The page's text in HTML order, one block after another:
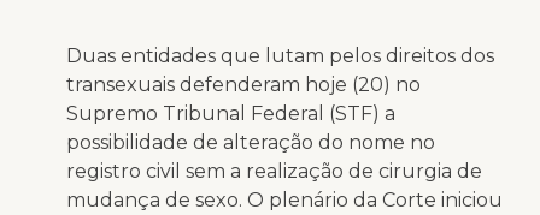
Duas entidades que lutam pelos direitos dos
transexuais defenderam hoje (20) no
Supremo Tribunal Federal (STF) a
possibilidade de alteração do nome no
registro civil sem a realização de cirurgia de
mudança de sexo. O plenário da Corte iniciou